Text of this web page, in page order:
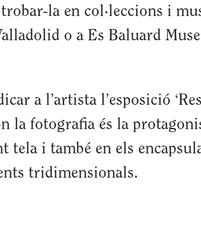
la en col·leccions i
o a Es Baluard
a l’artista l’esposició
la fotografia és la
tela i també en els
tridimensionals.